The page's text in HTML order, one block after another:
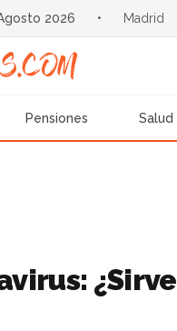
2026 • Madrid
Pensiones Salud